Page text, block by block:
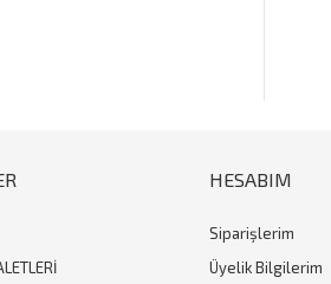
Gönder
HESABIM
Siparişlerim
Üyelik Bilgilerim